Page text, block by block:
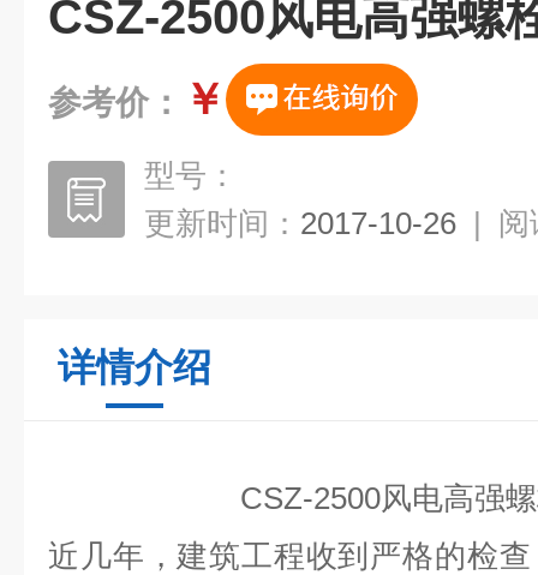
CSZ-2500风电高强螺
参考价： ￥
型号：
更新时间： 2017-10-26 | 阅
详情介绍
CSZ-2500风电高强
近几年，建筑工程收到严格的检